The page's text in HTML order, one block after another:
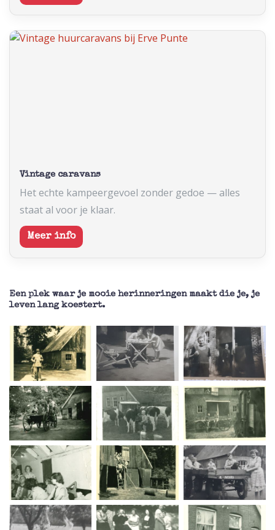
Vintage caravans
Het echte kampeergevoel zonder gedoe — alles
staat al voor je klaar.
Meer info
Een plek waar je mooie herinneringen maakt die je, je
leven lang koestert.